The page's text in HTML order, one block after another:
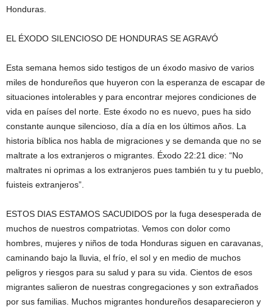
Honduras.
EL ÉXODO SILENCIOSO DE HONDURAS SE AGRAVÓ
Esta semana hemos sido testigos de un éxodo masivo de varios
miles de hondureños que huyeron con la esperanza de escapar de
situaciones intolerables y para encontrar mejores condiciones de
vida en países del norte. Este éxodo no es nuevo, pues ha sido
constante aunque silencioso, día a día en los últimos años. La
historia bíblica nos habla de migraciones y se demanda que no se
maltrate a los extranjeros o migrantes. Éxodo 22:21 dice: “No
maltrates ni oprimas a los extranjeros pues también tu y tu pueblo,
fuisteis extranjeros”.
ESTOS DIAS ESTAMOS SACUDIDOS por la fuga desesperada de
muchos de nuestros compatriotas. Vemos con dolor como
hombres, mujeres y niños de toda Honduras siguen en caravanas,
caminando bajo la lluvia, el frío, el sol y en medio de muchos
peligros y riesgos para su salud y para su vida. Cientos de esos
migrantes salieron de nuestras congregaciones y son extrañados
por sus familias. Muchos migrantes hondureños desaparecieron y